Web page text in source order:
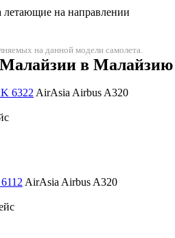
на направлении
на данной модели самолета.
в Малайзию
6322 AirAsia Airbus A320
AirAsia Airbus A320